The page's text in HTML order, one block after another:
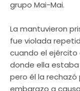
grupo Mai-Mai.
La mantuvieron
fue violada
cuando el
donde ella estaba
pero él la